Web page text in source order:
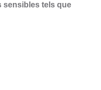
sensibles tels que